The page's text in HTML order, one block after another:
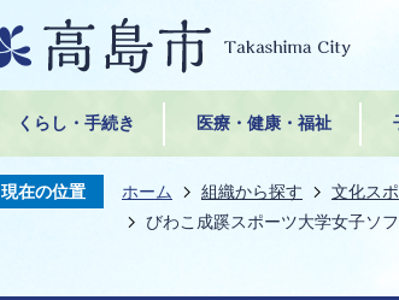
くらし・手続き 医療・健康・福祉
現在の位置 ホーム 組織から探す 文化ス
びわこ成蹊スポーツ大学女子ソ